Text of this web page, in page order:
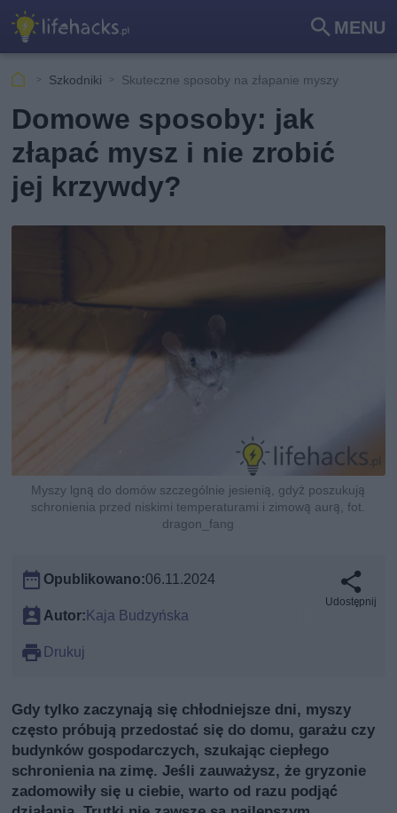
MENU
Szu
Szkodniki Skuteczne sposoby na złapanie myszy
Domowe sposoby: jak
złapać mysz i nie zrobić
jej krzywdy?
Myszy lgną do domów szczególnie jesienią, gdyż poszukują
schronienia przed niskimi temperaturami i zimową aurą, fot.
dragon_fang
Opublikowano:06.11.2024
Autor: Kaja Budzyńska
Drukuj
Udostępnij
Gdy tylko zaczynają się chłodniejsze dni, myszy
często próbują przedostać się do domu, garażu czy
budynków gospodarczych, szukając ciepłego
schronienia na zimę. Jeśli zauważysz, że gryzonie
zadomowiły się u ciebie, warto od razu podjąć